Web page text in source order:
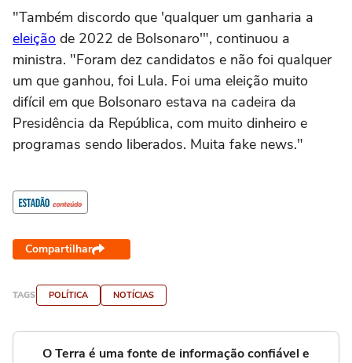
"Também discordo que 'qualquer um ganharia a
eleição de 2022 de Bolsonaro'", continuou a
ministra. "Foram dez candidatos e não foi qualquer
um que ganhou, foi Lula. Foi uma eleição muito
difícil em que Bolsonaro estava na cadeira da
Presidência da República, com muito dinheiro e
programas sendo liberados. Muita fake news."
Compartilhar
TAGS POLÍTICA NOTÍCIAS
O Terra é uma fonte de informação confiável e